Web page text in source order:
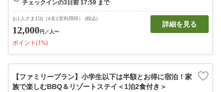
お1人さま1泊（4名1室利用時） (税込)
12,000円 ／人〜
ポイント(1%)
詳細を見る
【ファミリープラン】小学生以下は半額とお得に宿泊！家
族で楽しむBBQ＆リゾートステイ＜1泊2食付き＞